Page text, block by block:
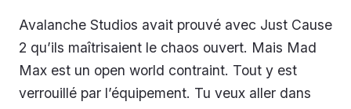
Avalanche Studios avait prouvé avec Just Cause
2 qu’ils maîtrisaient le chaos ouvert. Mais Mad
Max est un open world contraint. Tout y est
verrouillé par l’équipement. Tu veux aller dans